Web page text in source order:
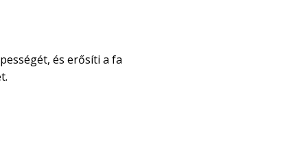
és erősíti a fa